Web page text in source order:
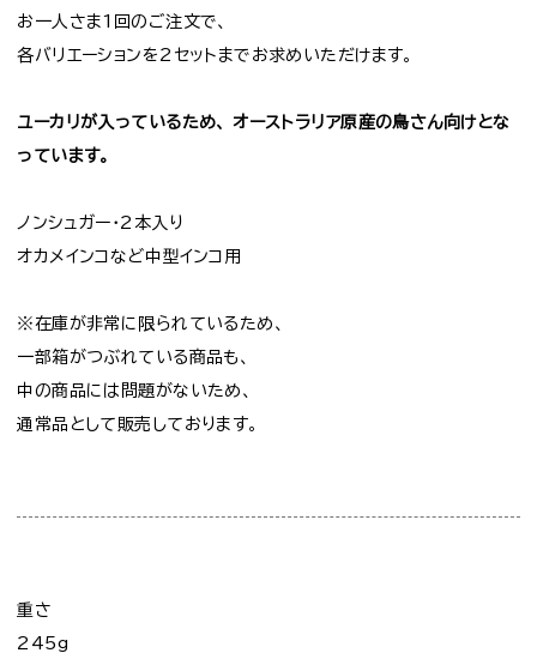
お一人さま1回のご注文で、
各バリエーションを2セットまでお求めいただけます。
ユーカリが入っているため、
オーストラリア原産の鳥さん向けとな
っています。
ノンシュガー・2本入り
オカメインコなど中型インコ用
※在庫が非常に限られているため、
一部箱がつぶれている商品も、
中の商品には問題がないため、
通常品として販売しております。
重さ
245g